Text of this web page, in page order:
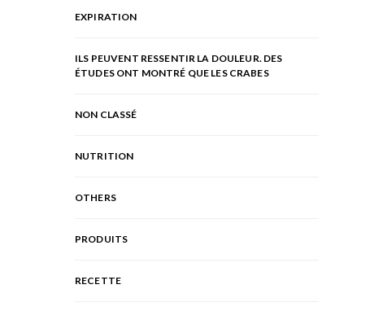
EXPIRATION
ILS PEUVENT RESSENTIR LA DOULEUR. DES
ÉTUDES ONT MONTRÉ QUE LES CRABES
NON CLASSÉ
NUTRITION
OTHERS
PRODUITS
RECETTE